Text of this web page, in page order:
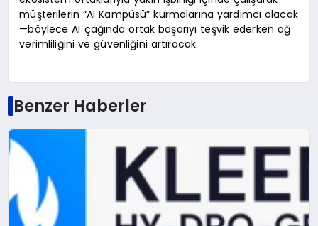
müşterilerin “AI Kampüsü” kurmalarına yardımcı olacak
—böylece AI çağında ortak başarıyı teşvik ederken ağ
verimliliğini ve güvenliğini artıracak.
Benzer Haberler